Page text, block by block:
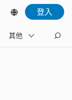
登入
財經
其他